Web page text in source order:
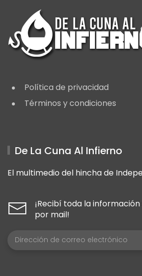
Política de privacidad
Términos y condiciones
De La Cuna Al Infierno
El multimedio del hincha de
¡Recibí toda la
por mail!